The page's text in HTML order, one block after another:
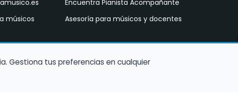
músicos
Encuentra Pianista Acompañante
Asesoría para músicos y docentes
Gestiona tus preferencias en cualquier